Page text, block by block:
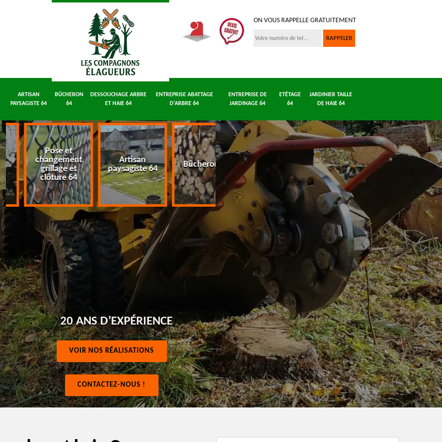
ON VOUS RAPPELLE GRATUITEMENT
ARTISAN
PAYSAGISTE 64
BÛCHERON
64
DESSOUCHAGE ARBRE
ET HAIE 64
ENTREPRISE ABATTAGE
D'ARBRE 64
ENTREPRISE DE
JARDINAGE 64
ETÊTAGE
64
JARDINIER TAILLE
DE HAIE 64
Pose et
changement
grillage et
clôture 64
Artisan
paysagiste 64
Bûcheron 64
Dessouchage
arbre et haie 64
Entreprise
abattage
d'arbre 64
20 ANS D’EXPÉRIENCE
VOIR NOS RÉALISATIONS
CONTACTEZ-NOUS !